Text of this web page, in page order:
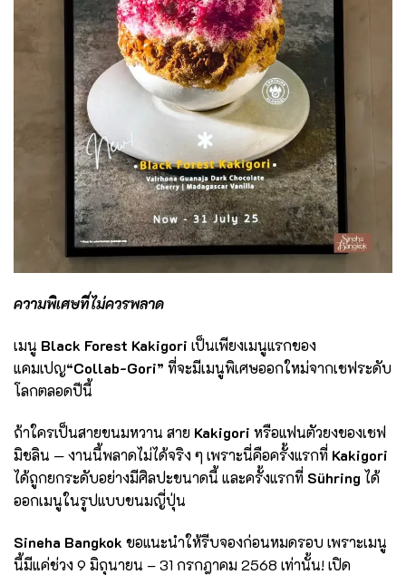
ความพิเศษที่ไม่ควรพลาด
เมนู Black Forest Kakigori เป็นเพียงเมนูแรกของ
แคมเปญ“Collab-Gori” ที่จะมีเมนูพิเศษออกใหม่จากเชฟระดับ
โลกตลอดปีนี้
ถ้าใครเป็นสายขนมหวาน สาย Kakigori หรือแฟนตัวยงของเชฟ
มิชลิน — งานนี้พลาดไม่ได้จริง ๆ เพราะนี่คือครั้งแรกที่ Kakigori
ได้ถูกยกระดับอย่างมีศิลปะขนาดนี้ และครั้งแรกที่ Sühring ได้
ออกเมนูในรูปแบบขนมญี่ปุ่น
Sineha Bangkok ขอแนะนำให้รีบจองก่อนหมดรอบ เพราะเมนู
นี้มีแค่ช่วง 9 มิถุนายน – 31 กรกฎาคม 2568 เท่านั้น! เปิด